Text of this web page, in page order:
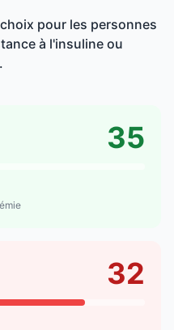
pour les personnes
à l'insuline ou
35
32